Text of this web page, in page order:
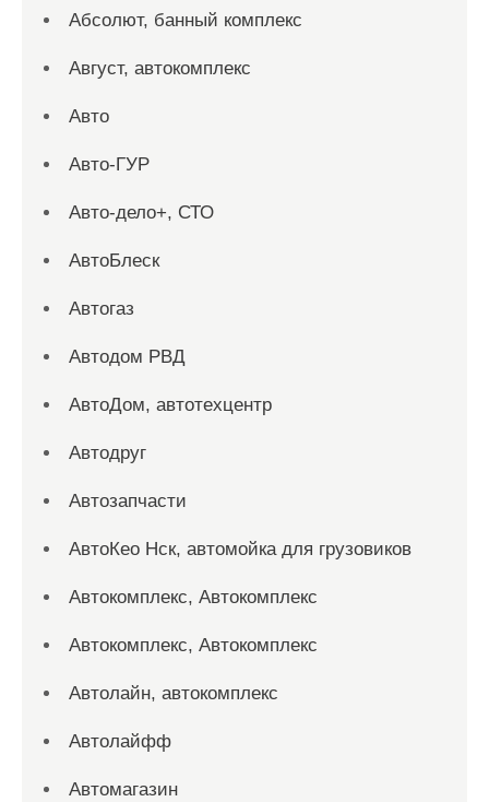
Абсолют, банный комплекс
Август, автокомплекс
Авто
Авто-ГУР
Авто-дело+, СТО
АвтоБлеск
Автогаз
Автодом РВД
АвтоДом, автотехцентр
Автодруг
Автозапчасти
АвтоКео Нск, автомойка для грузовиков
Автокомплекс, Автокомплекс
Автокомплекс, Автокомплекс
Автолайн, автокомплекс
Автолайфф
Автомагазин